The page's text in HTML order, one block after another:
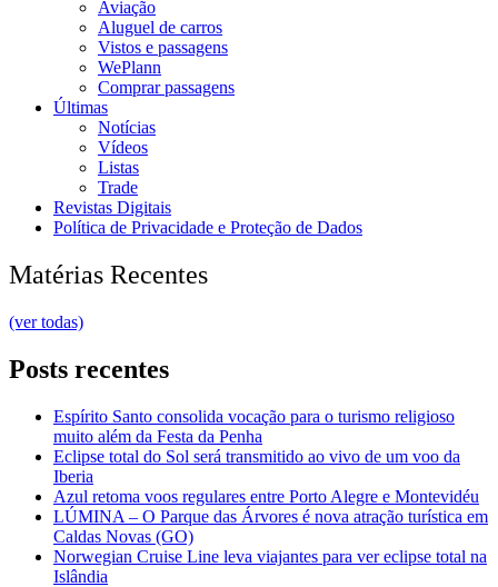
Aviação
Aluguel de carros
Vistos e passagens
WePlann
Comprar passagens
Últimas
Notícias
Vídeos
Listas
Trade
Revistas Digitais
Política de Privacidade e Proteção de Dados
Matérias Recentes
(ver todas)
Posts recentes
Espírito Santo consolida vocação para o turismo religioso
muito além da Festa da Penha
Eclipse total do Sol será transmitido ao vivo de um voo da
Iberia
Azul retoma voos regulares entre Porto Alegre e Montevidéu
LÚMINA – O Parque das Árvores é nova atração turística em
Caldas Novas (GO)
Norwegian Cruise Line leva viajantes para ver eclipse total na
Islândia